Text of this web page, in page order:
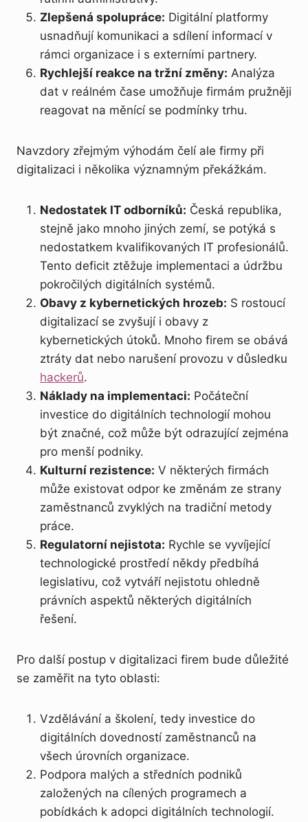
Zlepšená spolupráce: Digitální platformy
usnadňují komunikaci a sdílení informací v
rámci organizace i s externími partnery.
Rychlejší reakce na tržní změny: Analýza
dat v reálném čase umožňuje firmám pružněji
reagovat na měnící se podmínky trhu.
Navzdory zřejmým výhodám čelí ale firmy při
digitalizaci i několika významným překážkám.
Nedostatek IT odborníků: Česká republika,
stejně jako mnoho jiných zemí, se potýká s
nedostatkem kvalifikovaných IT profesionálů.
Tento deficit ztěžuje implementaci a údržbu
pokročilých digitálních systémů.
Obavy z kybernetických hrozeb: S rostoucí
digitalizací se zvyšují i obavy z
kybernetických útoků. Mnoho firem se obává
ztráty dat nebo narušení provozu v důsledku
hackerů.
Náklady na implementaci: Počáteční
investice do digitálních technologií mohou
být značné, což může být odrazující zejména
pro menší podniky.
Kulturní rezistence: V některých firmách
může existovat odpor ke změnám ze strany
zaměstnanců zvyklých na tradiční metody
práce.
Regulatorní nejistota: Rychle se vyvíjející
technologické prostředí někdy předbíhá
legislativu, což vytváří nejistotu ohledně
právních aspektů některých digitálních
řešení.
Pro další postup v digitalizaci firem bude důležité
se zaměřit na tyto oblasti:
Vzdělávání a školení, tedy investice do
digitálních dovedností zaměstnanců na
všech úrovních organizace.
Podpora malých a středních podniků
založených na cílených programech a
pobídkách k adopci digitálních technologií.